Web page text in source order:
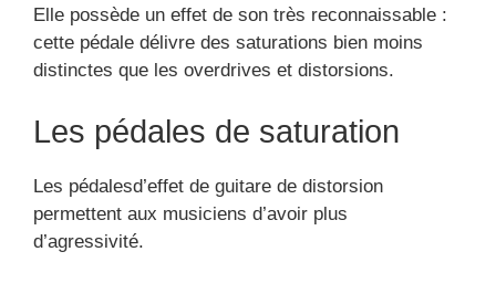
Elle possède un effet de son très reconnaissable :
cette pédale délivre des saturations bien moins
distinctes que les overdrives et distorsions.
Les pédales de saturation
Les pédalesd’effet de guitare de distorsion
permettent aux musiciens d’avoir plus
d’agressivité.